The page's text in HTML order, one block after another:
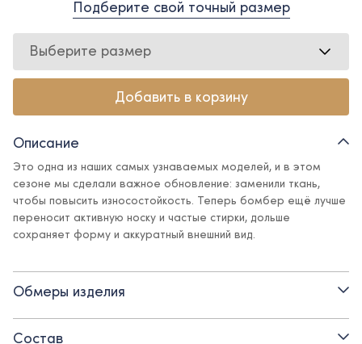
Подберите свой точный размер
Выберите размер
Добавить в корзину
Описание
Это одна из наших самых узнаваемых моделей, и в этом
сезоне мы сделали важное обновление: заменили ткань,
чтобы повысить износостойкость. Теперь бомбер ещё лучше
переносит активную носку и частые стирки, дольше
сохраняет форму и аккуратный внешний вид.
Бомбер из футера - универсальная минималистичная
модель, которая легко впишется практически в любой образ:
от школьных будней до вечерней встречи с друзьями. За счёт
актуального кроя бомбер выглядит стильно и «дорого» - без
лишних деталей, но с правильной посадкой.
Обмеры изделия
Состав